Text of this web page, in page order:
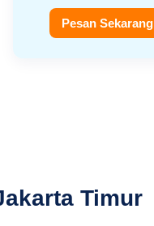
Pesan Sekarang
Timur